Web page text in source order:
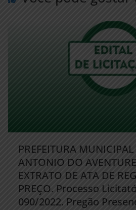
PREFEITURA
ANTONIO DO
EXTRATO DE ATA DE
PREÇO. Processo
090/2022. Pregão